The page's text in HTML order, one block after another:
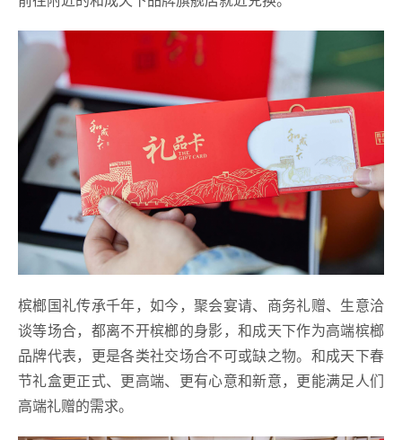
槟榔国礼传承千年，如今，聚会宴请、商务礼赠、生意洽
谈等场合，都离不开槟榔的身影，和成天下作为高端槟榔
品牌代表，更是各类社交场合不可或缺之物。和成天下春
节礼盒更正式、更高端、更有心意和新意，更能满足人们
高端礼赠的需求。